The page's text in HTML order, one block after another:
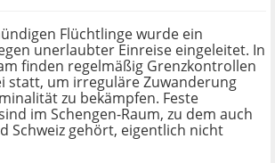
Flüchtlinge wurde ein
unerlaubter Einreise eingeleitet. In
finden regelmäßig Grenzkontrollen
statt, um irreguläre Zuwanderung
zu bekämpfen. Feste
im Schengen-Raum, zu dem auch
Schweiz gehört, eigentlich nicht